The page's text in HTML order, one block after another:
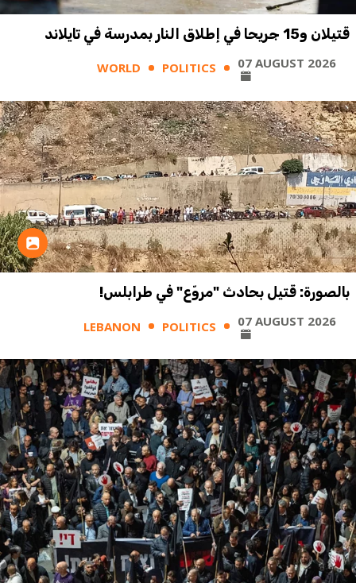
قتيلان و15 جريحا في إطلاق النار بمدرسة في تايلاند
WORLD POLITICS 07 AUGUST 2026
بالصورة: قتيل بحادث "مروّع" في طرابلس!
LEBANON POLITICS 07 AUGUST 2026